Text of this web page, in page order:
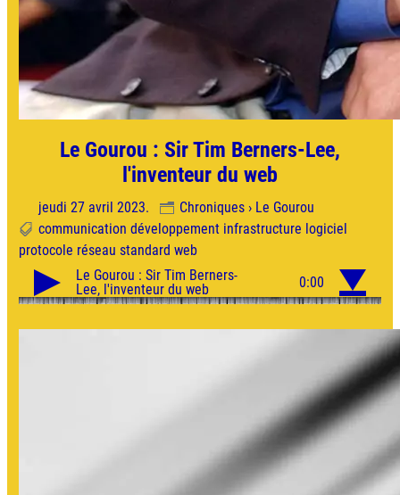
Le Gourou : Sir Tim Berners-Lee,
l'inventeur du web
jeudi 27 avril 2023.
Chroniques › Le Gourou
communication développement infrastructure logiciel
protocole réseau standard web